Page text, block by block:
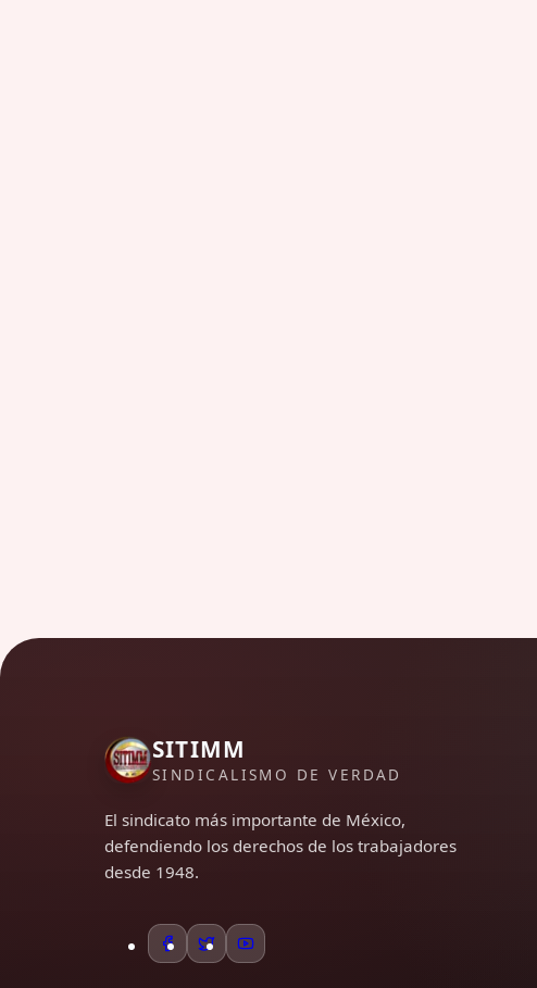
SITIMM
SINDICALISMO DE VERDAD
El sindicato más importante de México,
defendiendo los derechos de los trabajadores
desde 1948.